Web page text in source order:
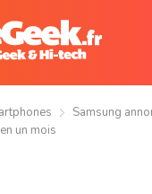
Samsung
un mois